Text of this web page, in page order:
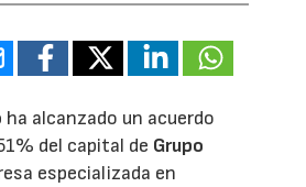
ha alcanzado un acuerdo
del capital de Grupo
especializada en